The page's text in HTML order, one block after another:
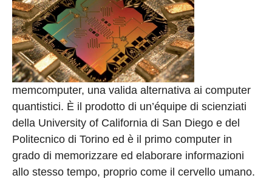
memcomputer, una valida alternativa ai computer
quantistici. È il prodotto di un’équipe di scienziati
della University of California di San Diego e del
Politecnico di Torino ed è il primo computer in
grado di memorizzare ed elaborare informazioni
allo stesso tempo, proprio come il cervello umano.